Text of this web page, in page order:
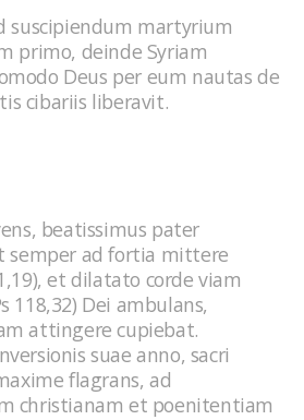
suscipiendum martyrium
primo, deinde Syriam
Deus per eum nautas de
cibariis liberavit.
beatissimus pater
semper ad fortia mittere
et dilatato corde viam
118,32) Dei ambulans,
attingere cupiebat.
suae anno, sacri
flagrans, ad
christianam et poenitentiam